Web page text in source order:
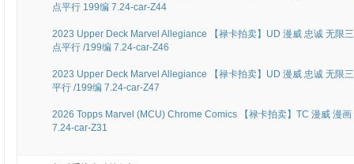
点平行 199编 7.24-car-Z44
2023 Upper Deck Marvel Allegiance 【禄卡拍卖】UD 漫威 忠诚 无限
点平行 /199编 7.24-car-Z46
2023 Upper Deck Marvel Allegiance 【禄卡拍卖】UD 漫威 忠诚 无限
平行 /199编 7.24-car-Z47
2026 Topps Marvel (MCU) Chrome Comics 【禄卡拍卖】TC 漫威 漫
7.24-car-Z31